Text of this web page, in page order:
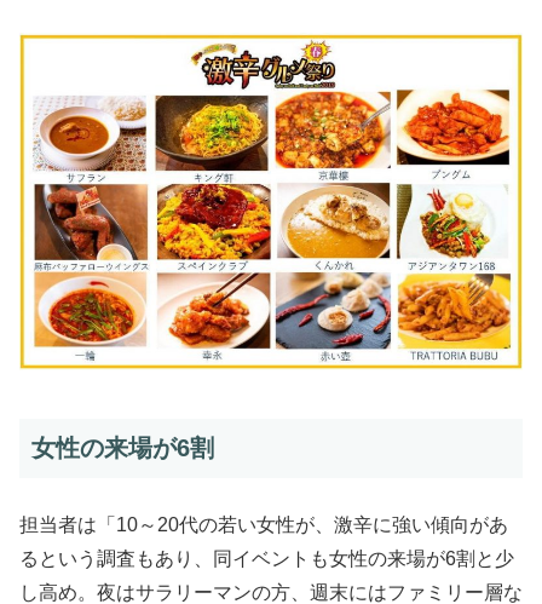
女性の来場が6割
担当者は「10～20代の若い女性が、激辛に強い傾向があ
るという調査もあり、同イベントも女性の来場が6割と少
し高め。夜はサラリーマンの方、週末にはファミリー層な